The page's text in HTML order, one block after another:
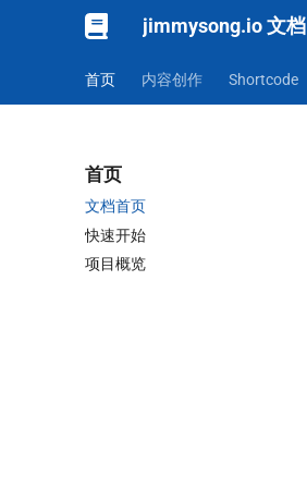
jimmysong.io 文档
首页 内容创作 Shortcode
首页
文档首页
快速开始
项目概览